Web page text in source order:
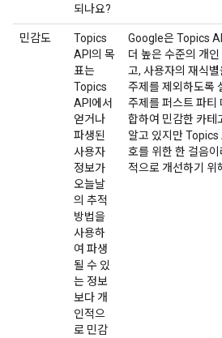
되나요?
민감도
Topics
API의 목
표는
Topics
API에서
얻거나
파생된
사용자
정보가
오늘날
의 추적
방법을
사용하
여 파생
될 수 있
는 정보
보다 개
인적으
로 민감
Google은 Topics
더 높은 수준의 개
고, 사용자의 재식
주제를 제외하도록
주제를 퍼스트 파티
합하여 민감한 카테
알고 있지만 Topics
호를 위한 한 걸음
적으로 개선하기 위